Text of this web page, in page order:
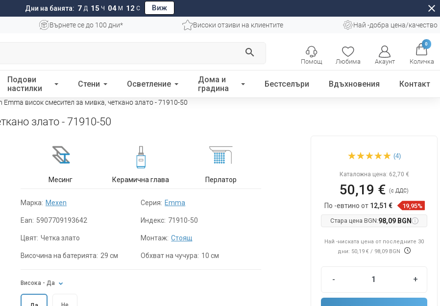
Дни на банята: 7 Д 15 Ч 04 М 11 С Виж close
Върнете се до 100 дни* Високи отзиви на клиентите Най -добра цена/качество
search
Любима Акаунт
0
Количка
Помощ
Подови
настилки
Стени Осветление
Дома и
градина
Бестселъри Вдъхновения Контакт
Emma висок смесител за мивка, четкано злато - 71910-50
злато - 71910-50
Месинг Керамична глава Перлатор
Марка: Mexen Серия: Emma
Ean: 5907709193642 Индекс: 71910-50
Цвят: Четка злато Монтаж: Стоящ
Височина на батерията: 29 см Обхват на чучура: 10 см
Висока - Да
смесител за мивка,
(4)
Каталожна цена: 62,70 €
50,19 €(с ДДС)
По -евтино от 12,51 €
19,95%
Стара цена BGN:98,09 BGN
Най -ниската цена от последните 30
дни: 50,19 €/ 98,09 BGN
- +